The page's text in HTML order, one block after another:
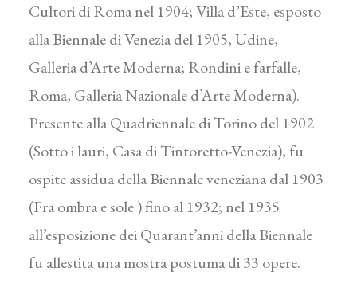
Cultori di Roma nel 1904; Villa d’Este, esposto
alla Biennale di Venezia del 1905, Udine,
Galleria d’Arte Moderna; Rondini e farfalle,
Roma, Galleria Nazionale d’Arte Moderna).
Presente alla Quadriennale di Torino del 1902
(Sotto i lauri, Casa di Tintoretto-Venezia), fu
ospite assidua della Biennale veneziana dal 1903
(Fra ombra e sole ) fino al 1932; nel 1935
all’esposizione dei Quarant’anni della Biennale
fu allestita una mostra postuma di 33 opere.